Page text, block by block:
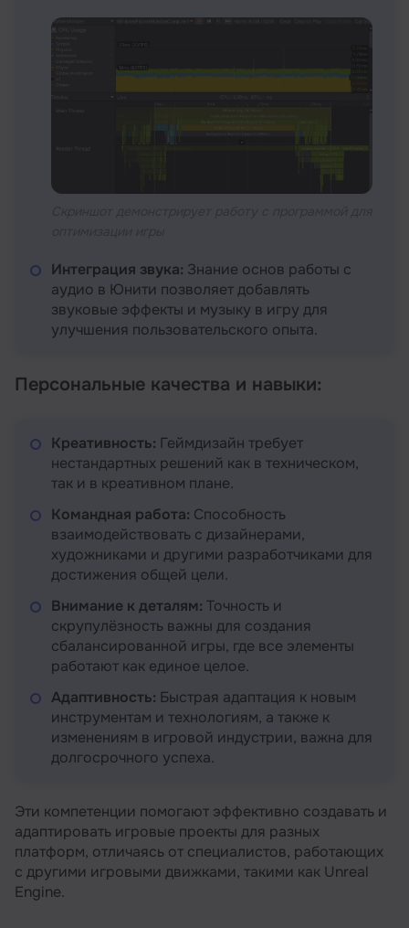
Интеграция звука: Знание основ работы с
аудио в Юнити позволяет добавлять
звуковые эффекты и музыку в игру для
улучшения пользовательского опыта.
Персональные качества и навыки:
Креативность: Геймдизайн требует
нестандартных решений как в техническом,
так и в креативном плане.
Командная работа: Способность
взаимодействовать с дизайнерами,
художниками и другими разработчиками для
достижения общей цели.
Внимание к деталям: Точность и
скрупулёзность важны для создания
сбалансированной игры, где все элементы
работают как единое целое.
Адаптивность: Быстрая адаптация к новым
инструментам и технологиям, а также к
изменениям в игровой индустрии, важна для
долгосрочного успеха.
Эти компетенции помогают эффективно создавать и
адаптировать игровые проекты для разных
платформ, отличаясь от специалистов, работающих
с другими игровыми движками, такими как Unreal
Engine.